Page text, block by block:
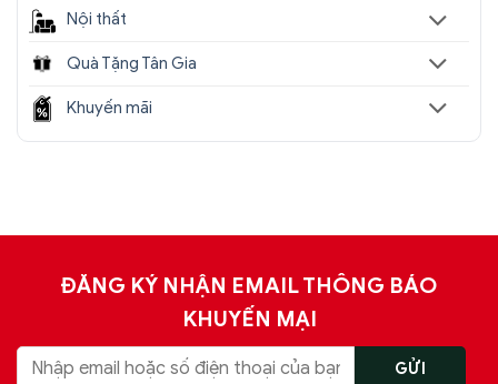
Nội thất
Quà Tặng Tân Gia
Khuyến mãi
ĐĂNG KÝ NHẬN EMAIL THÔNG BÁO
KHUYẾN MẠI